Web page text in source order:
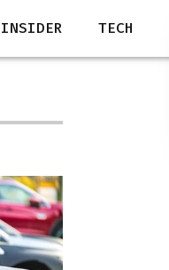
INSIDER TECH